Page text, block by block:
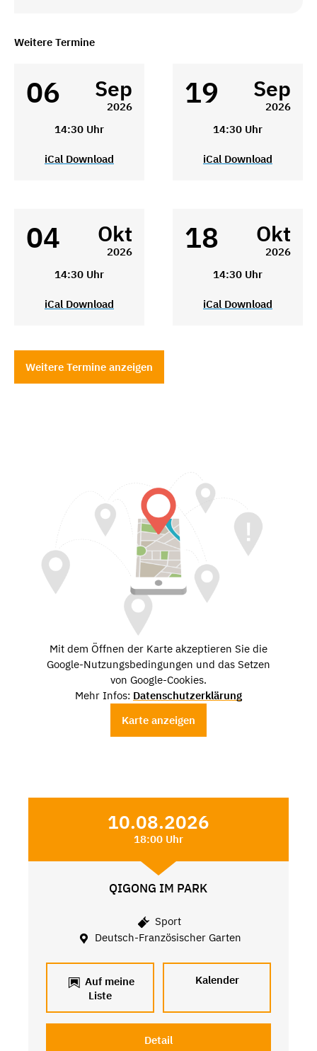
Weitere Termine
06 Sep
2026
14:30 Uhr
iCal Download
19 Sep
2026
14:30 Uhr
iCal Download
04 Okt
2026
14:30 Uhr
iCal Download
18 Okt
2026
14:30 Uhr
iCal Download
Weitere Termine anzeigen
Mit dem Öffnen der Karte akzeptieren Sie die
Google-Nutzungsbedingungen und das Setzen
von Google-Cookies.
Mehr Infos: Datenschutzerklärung
Karte anzeigen
10.08.2026
18:00 Uhr
QIGONG IM PARK
Sport
Deutsch-Französischer Garten
Auf meine
Liste
Kalender
Detail